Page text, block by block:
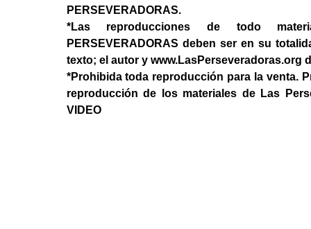
PERSEVERADORAS.
*Las reproducciones de todo
PERSEVERADORAS deben ser en su
texto; el autor y www.LasPerseveradoras.org
*Prohibida toda reproducción para la venta.
reproducción de los materiales de Las
VIDEO